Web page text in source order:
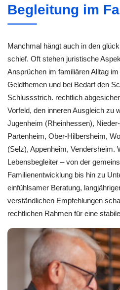
Begleitung im
Manchmal hängt auch in den
schief. Oft stehen juristische
Ansprüchen im familiären Alltag
Geldthemen und bei Bedarf den
Schlussstrich. rechtlich
Vorfeld, den inneren Ausgleich zu
Jugenheim (Rheinhessen),
Partenheim, Ober-Hilbersheim,
(Selz), Appenheim, Vendersheim.
Lebensbegleiter – von der
Familienentwicklung bis hin zu
einfühlsamer Beratung,
verständlichen Empfehlungen
rechtlichen Rahmen für eine